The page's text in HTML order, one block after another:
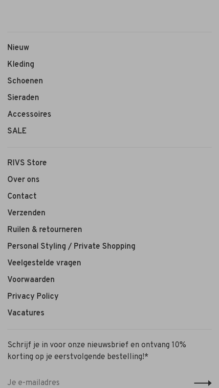
Nieuw
Kleding
Schoenen
Sieraden
Accessoires
SALE
RIVS Store
Over ons
Contact
Verzenden
Ruilen & retourneren
Personal Styling / Private Shopping
Veelgestelde vragen
Voorwaarden
Privacy Policy
Vacatures
Schrijf je in voor onze nieuwsbrief en ontvang 10%
korting op je eerstvolgende bestelling!*